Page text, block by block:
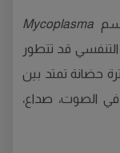
Mycoplasma
قد تتطور
حضانة تمتد بين
الصوت، صداع،